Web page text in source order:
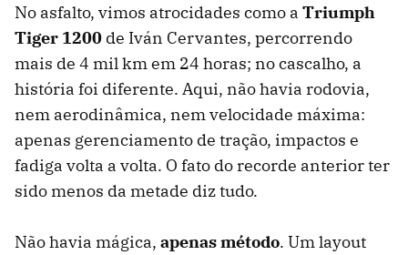
No asfalto, vimos atrocidades como a Triumph
Tiger 1200 de Iván Cervantes, percorrendo
mais de 4 mil km em 24 horas; no cascalho, a
história foi diferente. Aqui, não havia rodovia,
nem aerodinâmica, nem velocidade máxima:
apenas gerenciamento de tração, impactos e
fadiga volta a volta. O fato do recorde anterior ter
sido menos da metade diz tudo.
Não havia mágica, apenas método. Um layout